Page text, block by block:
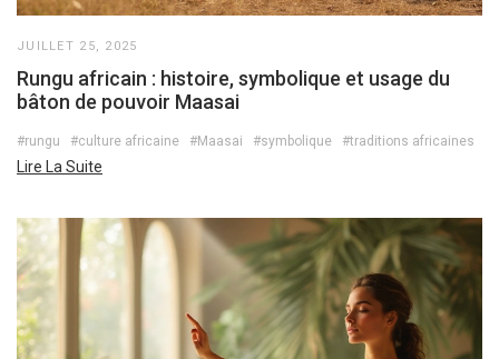
JUILLET 25, 2025
Rungu africain : histoire, symbolique et usage du
bâton de pouvoir Maasai
#rungu #culture africaine #Maasai #symbolique #traditions africaines
Lire La Suite